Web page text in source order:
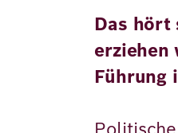
Das hört
Führung